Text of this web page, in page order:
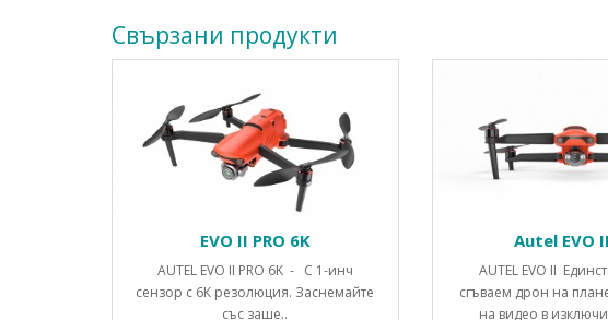
Свързани продукти
EVO II PRO 6K
AUTEL EVO II PRO 6K - С 1-инч
сензор с 6К резолюция. Заснемайте
със заше..
Autel EVO
AUTEL EVO II
сгъваем дрон на
на видео в